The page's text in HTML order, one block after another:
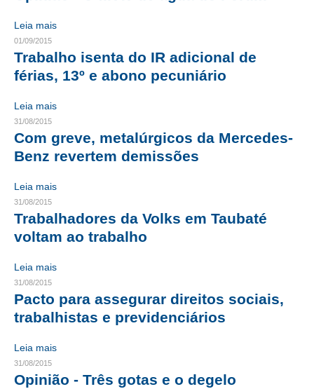
CONSULTORIA
ACORDOS, CONVENÇÕES E DISSÍDIOS
CONTRIBUIÇÕES
CONTRIBUIÇÃO ASSOCIATIVA OU ANUIDADE DE SÓCIO
CONTRIBUIÇÃO SINDICAL URBANA
FGTS EXPURGOS
FGTS CORREÇÃO
LEI 5.194/1966 – REGULAMENTAÇÃO DA PROFISSÃO
LEI 6.496/1977 – ART
RES 1.002/2002 – CÓDIGO DE ÉTICA
Leia mais
01/09/2015
Trabalho isenta do IR adicional de
férias, 13º e abono pecuniário
Leia mais
31/08/2015
Com greve, metalúrgicos da Mercedes-
Benz revertem demissões
Leia mais
31/08/2015
Trabalhadores da Volks em Taubaté
voltam ao trabalho
Leia mais
31/08/2015
Pacto para assegurar direitos sociais,
trabalhistas e previdenciários
Leia mais
31/08/2015
Opinião - Três gotas e o degelo